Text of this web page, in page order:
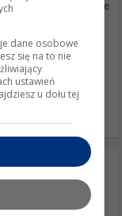
i dalej wyskakuje
gardzieli
problem...
- czujnik
złożonego
dane osobowe
się na to nie
ustawień
u dołu tej